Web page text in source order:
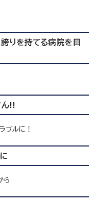
りを持てる病院を目
!!
ブルに！
ら